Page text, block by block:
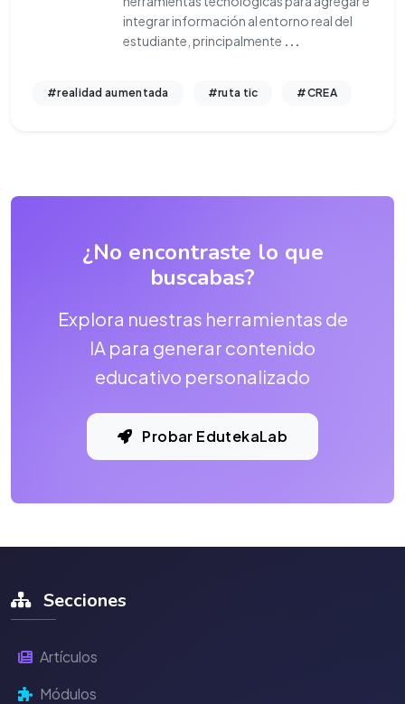
integrar información al entorno real del
estudiante, principalmente ...
#realidad aumentada #ruta tic #CREA
¿No encontraste lo que
buscabas?
Explora nuestras herramientas de
IA para generar contenido
educativo personalizado
Probar EdutekaLab
Secciones
Artículos
Módulos